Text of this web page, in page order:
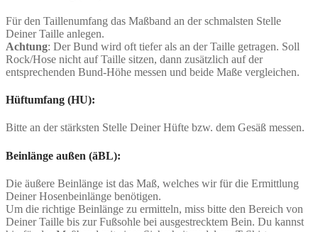
Für den Taillenumfang das Maßband an der schmalsten Stelle
Deiner Taille anlegen.
Achtung: Der Bund wird oft tiefer als an der Taille getragen. Soll
Rock/Hose nicht auf Taille sitzen, dann zusätzlich auf der
entsprechenden Bund-Höhe messen und beide Maße vergleichen.
Hüftumfang (HU):
Bitte an der stärksten Stelle Deiner Hüfte bzw. dem Gesäß messen.
Beinlänge außen (äBL):
Die äußere Beinlänge ist das Maß, welches wir für die Ermittlung
Deiner Hosenbeinlänge benötigen.
Um die richtige Beinlänge zu ermitteln, miss bitte den Bereich von
Deiner Taille bis zur Fußsohle bei ausgestrecktem Bein. Du kannst